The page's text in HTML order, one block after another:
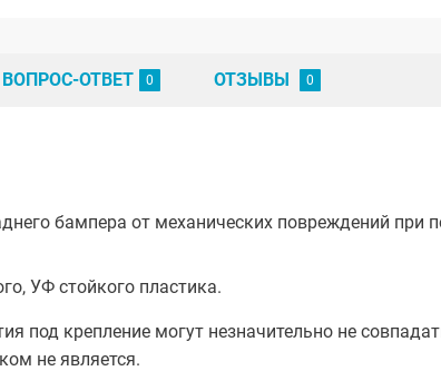
ВОПРОС-ОТВЕТ ОТЗЫВЫ
бампера от механических повреждений при
УФ стойкого пластика.
под крепление могут незначительно не
не является.